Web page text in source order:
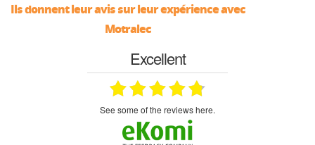
Ils donnent leur avis sur leur expérience avec
Motralec
Excellent
see some of the reviews here.